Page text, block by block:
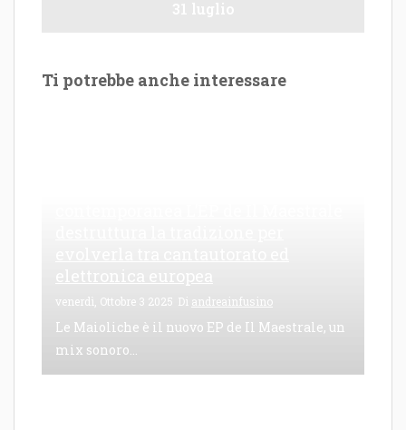
Ti potrebbe anche interessare
venerdì, Ottobre 3 2025 Di andreainfusino
Le Maioliche è il nuovo EP de Il Maestrale, un
mix sonoro...